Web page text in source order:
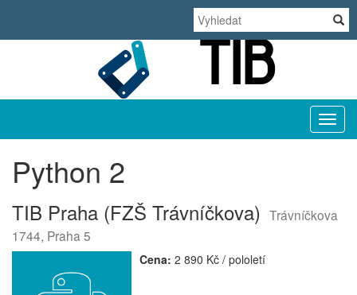
TIB
Python 2
TIB Praha (FZŠ Trávníčkova) Trávníčkova
1744, Praha 5
Cena: 2 890 Kč / pololetí